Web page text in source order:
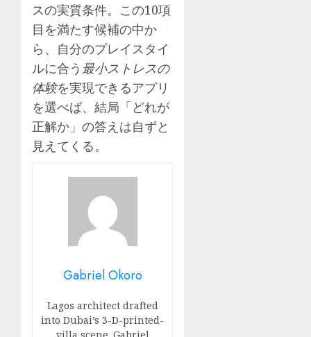
スの実質条件。この10項
目を満たす候補の中か
ら、自分のプレイスタイ
ルに合う 最小ストレスの
体験を実現できるアプリ
を選べば、結局「どれが
正解か」の答えは自ずと
見えてくる。
Gabriel Okoro
Lagos architect drafted
into Dubai’s 3-D-printed-